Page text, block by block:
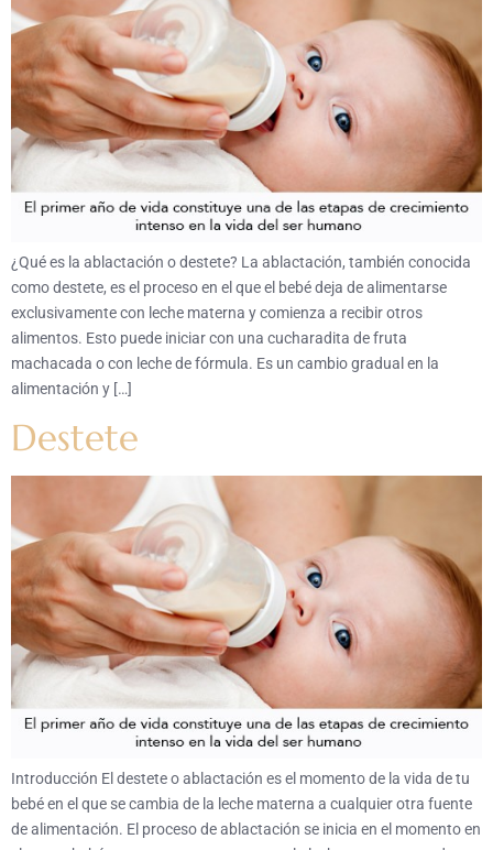
¿Qué es la ablactación o destete? La ablactación, también conocida
como destete, es el proceso en el que el bebé deja de alimentarse
exclusivamente con leche materna y comienza a recibir otros
alimentos. Esto puede iniciar con una cucharadita de fruta
machacada o con leche de fórmula. Es un cambio gradual en la
alimentación y […]
Destete
Introducción El destete o ablactación es el momento de la vida de tu
bebé en el que se cambia de la leche materna a cualquier otra fuente
de alimentación. El proceso de ablactación se inicia en el momento en